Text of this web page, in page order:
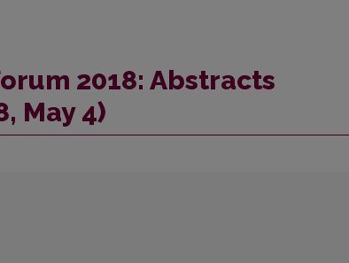
2018: Abstracts
May 4)